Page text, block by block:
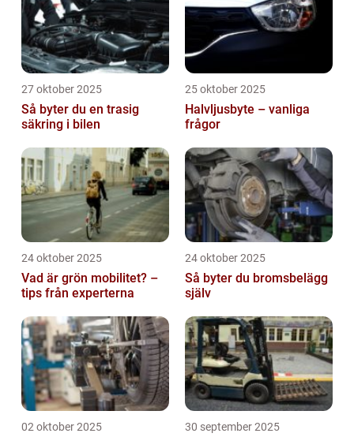
27 oktober 2025
Så byter du en trasig
säkring i bilen
25 oktober 2025
Halvljusbyte – vanliga
frågor
24 oktober 2025
Vad är grön mobilitet? –
tips från experterna
24 oktober 2025
Så byter du bromsbelägg
själv
02 oktober 2025 30 september 2025